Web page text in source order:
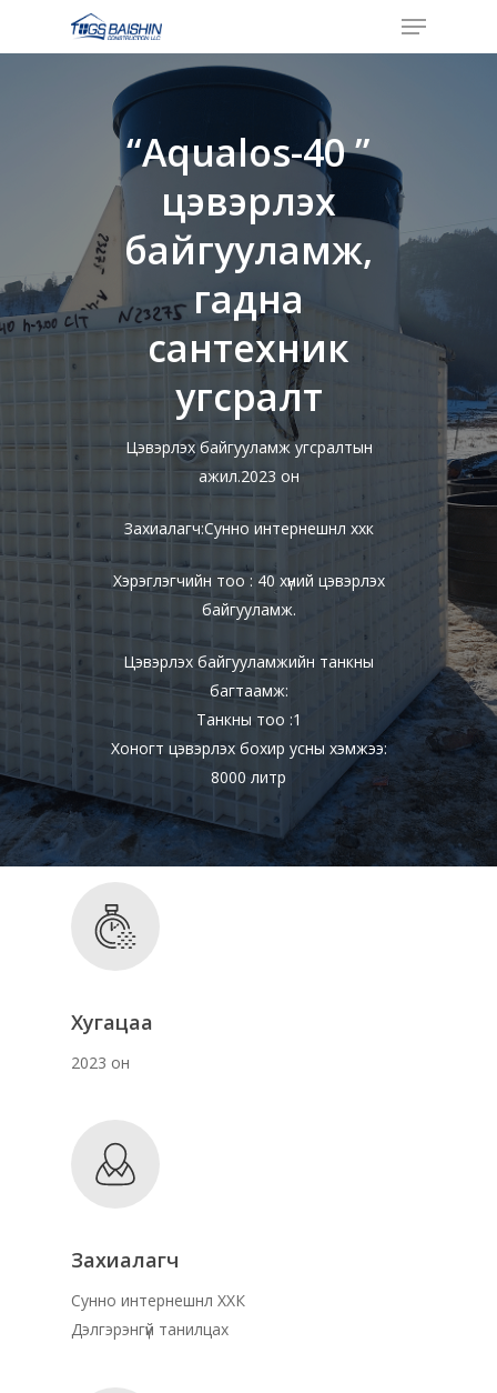
Menu
“Aqualos-40 ”
цэвэрлэх
байгууламж,
гадна
сантехник
угсралт
Цэвэрлэх байгууламж угсралтын
ажил.2023 он
Захиалагч:Сунно интернешнл ххк
Хэрэглэгчийн тоо : 40 хүний цэвэрлэх
байгууламж.
Цэвэрлэх байгууламжийн танкны
багтаамж:
Танкны тоо :1
Хоногт цэвэрлэх бохир усны хэмжээ:
8000 литр
Хугацаа
2023 он
Захиалагч
Сунно интернешнл ХХК
Дэлгэрэнгүй танилцах